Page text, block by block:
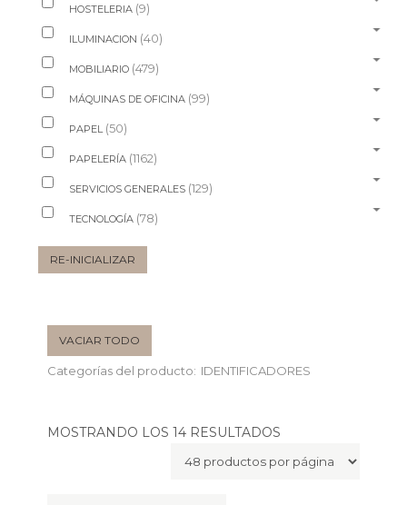
HOSTELERIA (9)
ILUMINACION (40)
MOBILIARIO (479)
MÁQUINAS DE OFICINA (99)
PAPEL (50)
PAPELERÍA (1162)
SERVICIOS GENERALES (129)
TECNOLOGÍA (78)
RE-INICIALIZAR
VACIAR TODO
Categorías del producto: IDENTIFICADORES
MOSTRANDO LOS 14 RESULTADOS